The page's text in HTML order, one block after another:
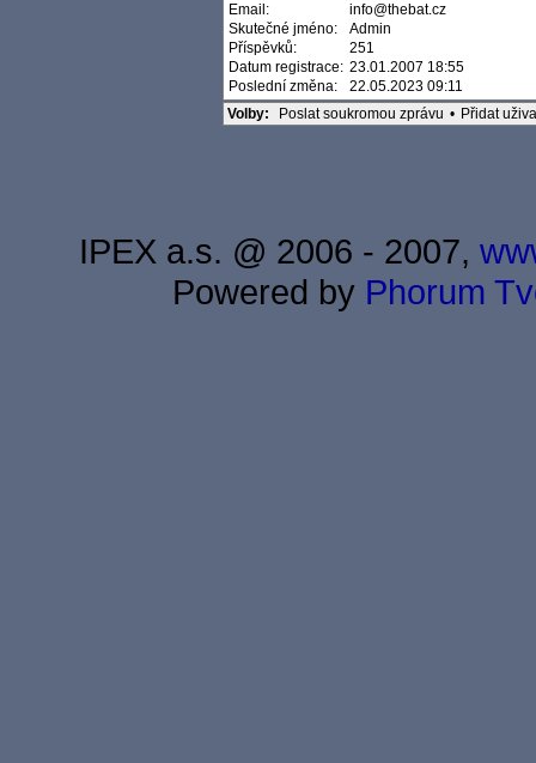
Email:
info@thebat.cz
Skutečné jméno:
Admin
Příspěvků:
251
Datum registrace: 23.01.2007 18:55
Poslední změna:
22.05.2023 09:11
Volby:
Poslat soukromou zprávu • Přidat
IPEX a.s. @ 2006 - 2007,
Powered by Phorum